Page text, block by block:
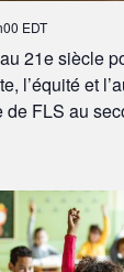
21e siècle
l’équité et
de FLS au
EDT